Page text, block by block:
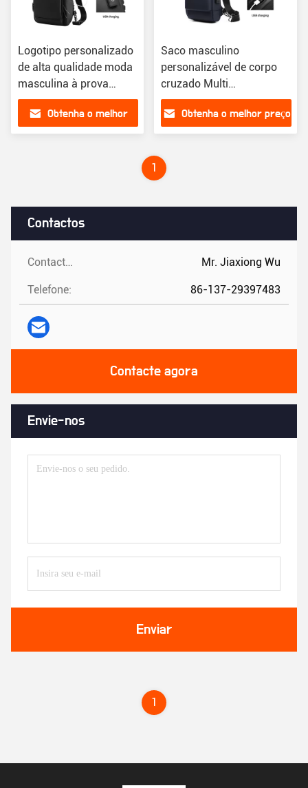
Contactos
Contactos: Mr. Jiaxiong Wu
Telefone: 86-137-29397483
Contacte agora
Envie-nos
Enviar
Logotipo personalizado
de alta qualidade moda
masculina à prova
d'água bolsa de
negócios de espartilho
bolsa de ombro bolsa de
Obtenha o melhor
Saco masculino
personalizável de corpo
cruzado Multi
Compartimento Diário
Obtenha o melhor preço
1
1